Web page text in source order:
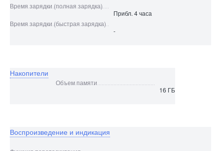
Время зарядки (полная зарядка)
Прибл. 4 часа
Время зарядки (быстрая зарядка)
-
Накопители
Объем памяти
16 ГБ
Воспроизведение и индикация